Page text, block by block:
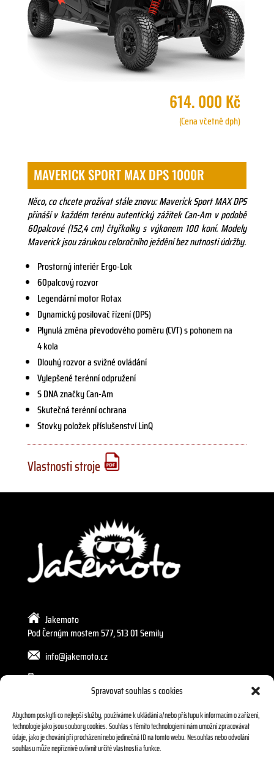
Spravovat souhlas s cookies
Abychom poskytli co nejlepší služby, používáme k ukládání a/nebo přístupu k informacím o zařízení,
technologie jako jsou soubory cookies. Souhlas s těmito technologiemi nám umožní zpracovávat
údaje, jako je chování při procházení nebo jedinečná ID na tomto webu. Nesouhlas nebo odvolání
souhlasu může nepříznivě ovlivnit určité vlastnosti a funkce.
614. 000 Kč
(Cena včetně dph)
MAVERICK SPORT MAX DPS 1000R
Něco, co chcete prožívat stále znovu: Maverick Sport MAX DPS
přináší v každém terénu autentický zážitek Can-Am v podobě
60palcové (152,4 cm) čtyřkolky s výkonem 100 koní. Modely
Maverick jsou zárukou celoročního ježdění bez nutnosti údržby.
Prostorný interiér Ergo-Lok
60palcový rozvor
Legendární motor Rotax
Dynamický posilovač řízení (DPS)
Plynulá změna převodového poměru (CVT) s pohonem na
4 kola
Dlouhý rozvor a svižné ovládání
Vylepšené terénní odpružení
S DNA značky Can-Am
Skutečná terénní ochrana
Stovky položek příslušenství LinQ
Vlastnosti stroje
Jakemoto
Pod Černým mostem 577, 513 01 Semily
info@jakemoto.cz
605 272 589, 602 240 803